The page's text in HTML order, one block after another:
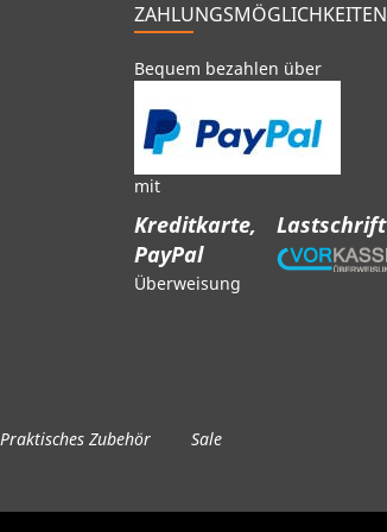
ZAHLUNGSMÖGLICHKEITEN
Bequem bezahlen über
mit
Kreditkarte,
Lastschrift
PayPal
Überweisung
Praktisches Zubehör Sale